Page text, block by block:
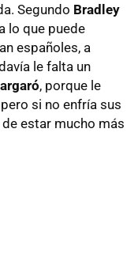
Segundo Bradley
lo que puede
españoles, a
le falta un
, porque le
si no enfría sus
estar mucho más